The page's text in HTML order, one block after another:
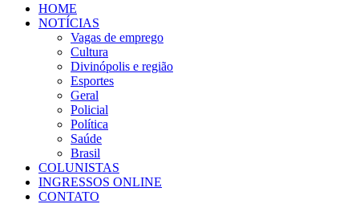
HOME
NOTÍCIAS
Vagas de emprego
Cultura
Divinópolis e região
Esportes
Geral
Policial
Política
Saúde
Brasil
COLUNISTAS
INGRESSOS ONLINE
CONTATO